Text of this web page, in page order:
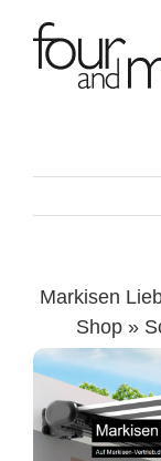
Markisen
Shop »